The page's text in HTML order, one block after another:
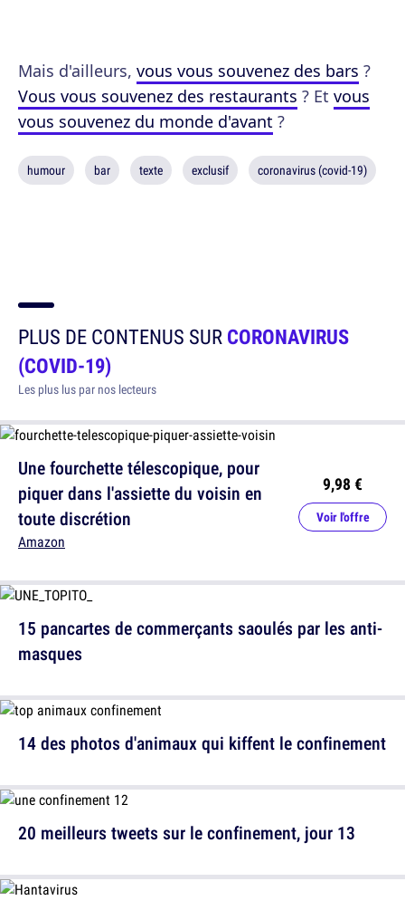
Mais d'ailleurs, vous vous souvenez des bars ?
Vous vous souvenez des restaurants ? Et vous
vous souvenez du monde d'avant ?
humour bar texte exclusif coronavirus (covid-19)
PLUS DE CONTENUS SURCORONAVIRUS
(COVID-19)
Les plus lus par nos lecteurs
Une fourchette télescopique, pour
piquer dans l'assiette du voisin en
toute discrétion
Amazon
9,98 €
Voir l'offre
14 des photos d'animaux qui kiffent le confinement
15 pancartes de commerçants saoulés par les anti-
masques
20 meilleurs tweets sur le confinement, jour 13